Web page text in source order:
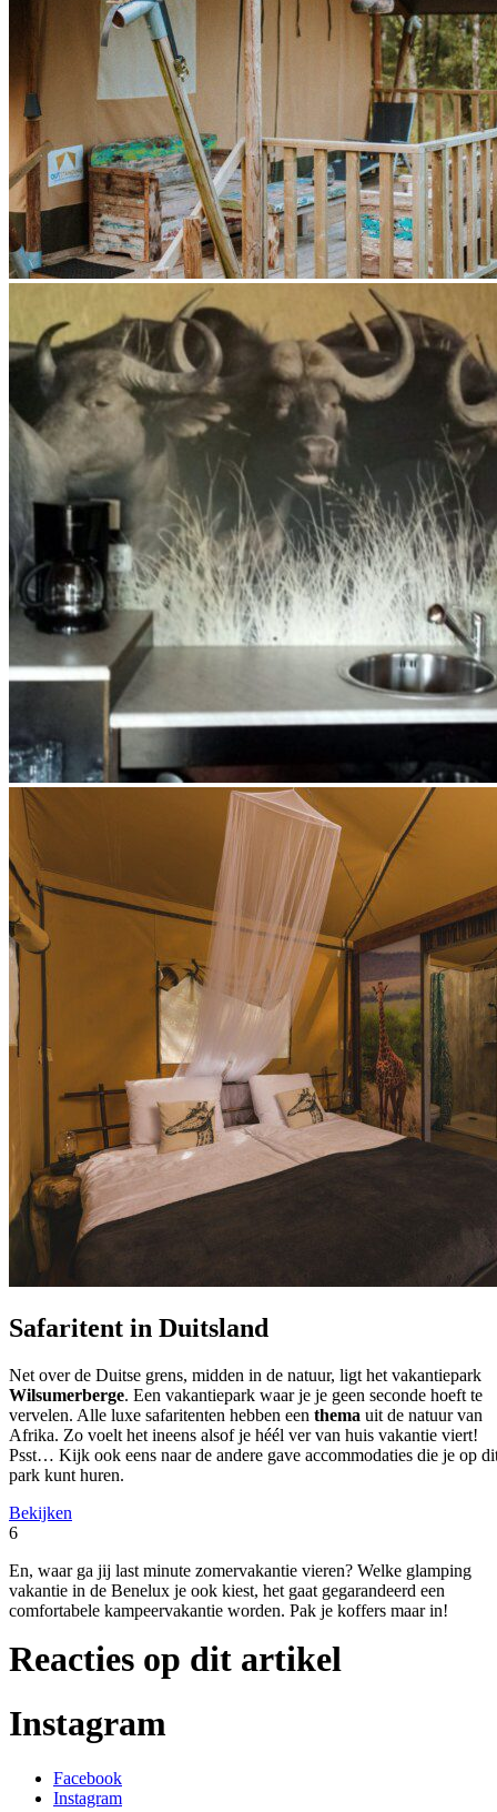
Safaritent in Duitsland
Net over de Duitse grens, midden in de natuur, ligt het vakantiepark
Wilsumerberge. Een vakantiepark waar je je geen seconde hoeft te
vervelen. Alle luxe safaritenten hebben een thema uit de natuur van
Afrika. Zo voelt het ineens alsof je héél ver van huis vakantie viert!
Psst… Kijk ook eens naar de andere gave accommodaties die je op
park kunt huren.
Bekijken
6
En, waar ga jij last minute zomervakantie vieren? Welke glamping
vakantie in de Benelux je ook kiest, het gaat gegarandeerd een
comfortabele kampeervakantie worden. Pak je koffers maar in!
Reacties op dit artikel
Instagram
Facebook
Instagram